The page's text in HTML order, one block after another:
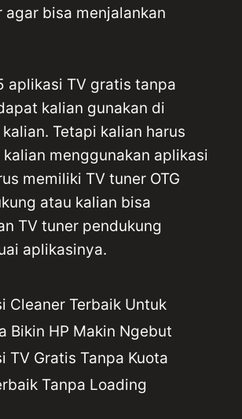
agar bisa menjalankan
aplikasi TV gratis tanpa
kalian gunakan di
Tetapi kalian harus
menggunakan aplikasi
memiliki TV tuner OTG
atau kalian bisa
TV tuner pendukung
aplikasinya.
Cleaner Terbaik Untuk
Bikin HP Makin Ngebut
TV Gratis Tanpa Kuota
Tanpa Loading